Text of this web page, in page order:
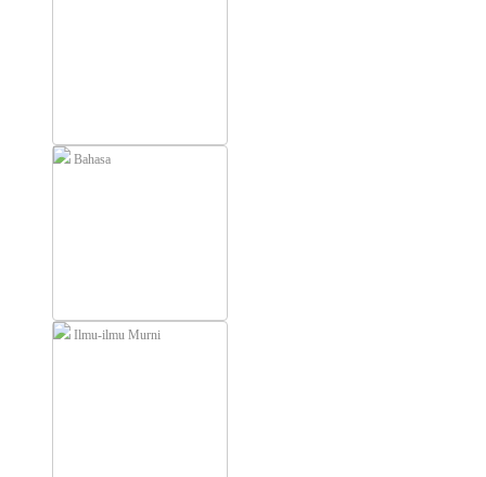
Bahasa
Ilmu-ilmu Murni